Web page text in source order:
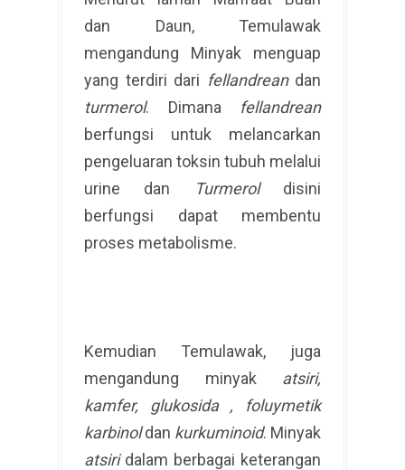
dan Daun, Temulawak
mengandung Minyak menguap
yang terdiri dari fellandreandan
turmerol. Dimana fellandrean
berfungsi untuk melancarkan
pengeluaran toksin tubuh melalui
urine dan
Turmeroldisini
berfungsi dapat membentu
proses metabolisme.
Kemudian Temulawak, juga
mengandung minyak atsiri,
kamfer, glukosida , foluymetik
karbinoldan kurkuminoid. Minyak
atsiridalam berbagai keterangan